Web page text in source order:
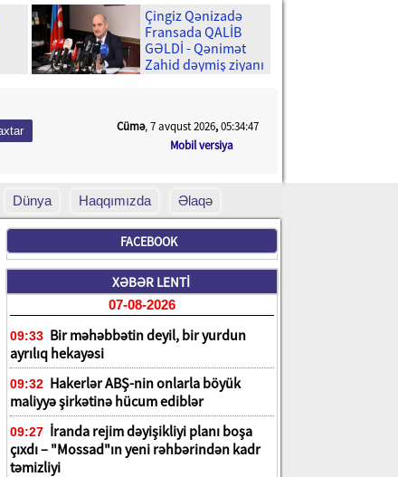
Çingiz Qənizadə
Fransada QALİB
GƏLDİ - Qənimət
Zahid dəymiş ziyanı
Mobil versiya
Cümə, 7 avqust 2026,05:34:49
Dünya Haqqımızda Əlaqə
FACEBOOK
XƏBƏR LENTİ
07-08-2026
09:33 Bir məhəbbətin deyil, bir yurdun
ayrılıq hekayəsi
09:32 Hakerlər ABŞ-nin onlarla böyük
maliyyə şirkətinə hücum ediblər
09:27 İranda rejim dəyişikliyi planı boşa
çıxdı – "Mossad"ın yeni rəhbərindən kadr
təmizliyi